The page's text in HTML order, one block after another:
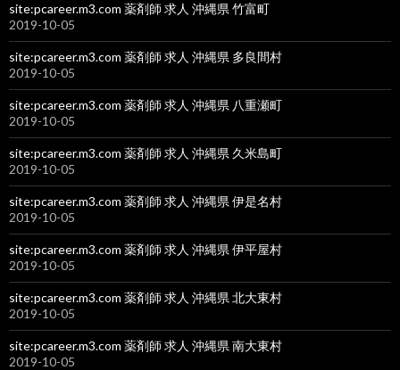
site:pcareer.m3.com 薬剤師 求人 沖縄県 竹富町
2019-10-05
site:pcareer.m3.com 薬剤師 求人 沖縄県 多良間村
2019-10-05
site:pcareer.m3.com 薬剤師 求人 沖縄県 八重瀬町
2019-10-05
site:pcareer.m3.com 薬剤師 求人 沖縄県 久米島町
2019-10-05
site:pcareer.m3.com 薬剤師 求人 沖縄県 伊是名村
2019-10-05
site:pcareer.m3.com 薬剤師 求人 沖縄県 伊平屋村
2019-10-05
site:pcareer.m3.com 薬剤師 求人 沖縄県 北大東村
2019-10-05
site:pcareer.m3.com 薬剤師 求人 沖縄県 南大東村
2019-10-05